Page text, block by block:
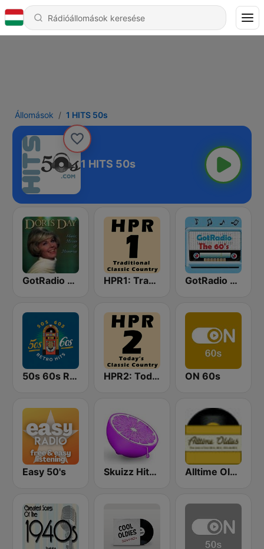
Állomások 1 HITS 50s
1 HITS 50s
GotRadio - 50s HPR1: Traditional Classic Country GotRadio - 60s
50s 60s Retro Hits HPR2: Today's Classic Country ON 60s
Easy 50's Skuizz Hits 50s- 70s Alltime Oldies